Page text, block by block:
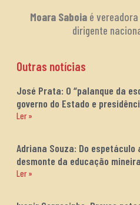
Moara Saboiaé vereadora
dirigente
Outras notícias
José Prata: O “palanque da
governo do Estado e
Ler »
Adriana Souza: Do espetáculo
desmonte da educação mineira
Ler »